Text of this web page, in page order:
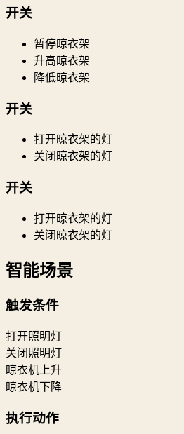
开关
暂停晾衣架
升高晾衣架
降低晾衣架
开关
打开晾衣架的灯
关闭晾衣架的灯
开关
打开晾衣架的灯
关闭晾衣架的灯
智能场景
触发条件
打开照明灯
关闭照明灯
晾衣机上升
晾衣机下降
执行动作